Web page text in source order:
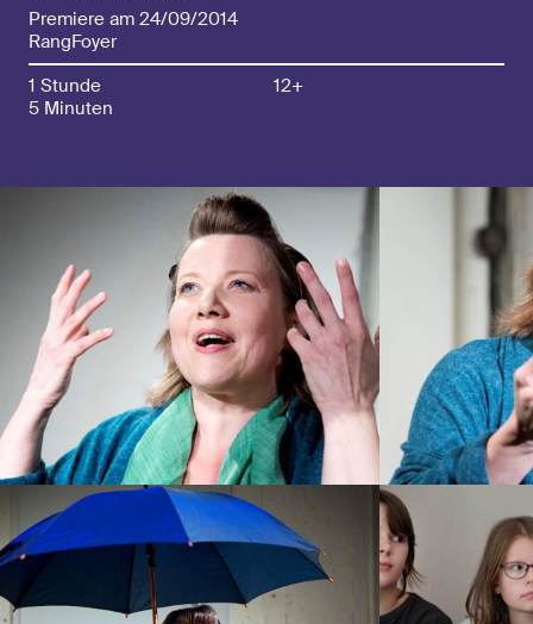
Premiere am 24/09/2014
RangFoyer
1 Stunde
5 Minuten
12+